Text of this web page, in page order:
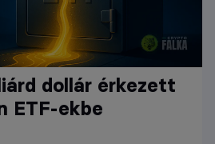
dollár érkezett
ETF-ekbe